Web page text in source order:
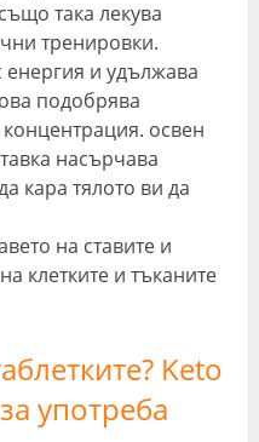
така лекува
тренировки.
и удължава
подобрява
освен
насърчава
кара тялото ви да
на ставите и
клетките и тъканите
Keto
употреба